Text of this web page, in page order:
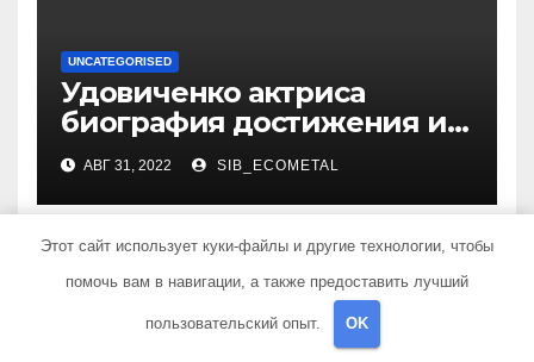
UNCATEGORISED
Удовиченко актриса
биография достижения и
интересные факты
АВГ 31, 2022 SIB_ECOMETAL
Добавить комментарий
Этот сайт использует куки-файлы и другие технологии, чтобы
помочь вам в навигации, а также предоставить лучший
пользовательский опыт. OK